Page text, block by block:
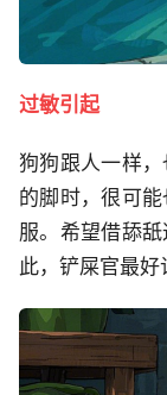
过敏引起
狗狗跟人一样
的脚时，很可
服。希望借舔
此，铲屎官最好